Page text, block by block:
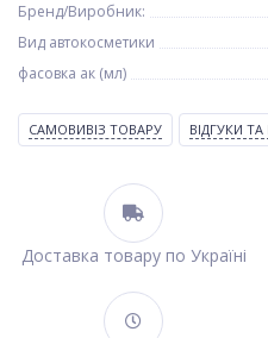
Бренд/Виробник:
Вид автокосметики
фасовка ак (мл)
САМОВИВІЗ ТОВАРУ ВІДГУКИ
Доставка товару по Україні